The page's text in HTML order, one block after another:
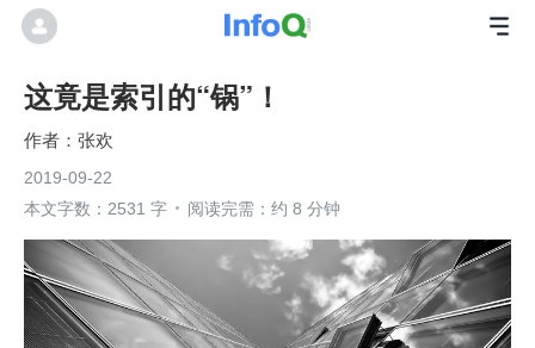
这竟是索引的“锅”！
张欢
2019-09-22
本文字数：2531 字
阅读完需：约 8 分钟